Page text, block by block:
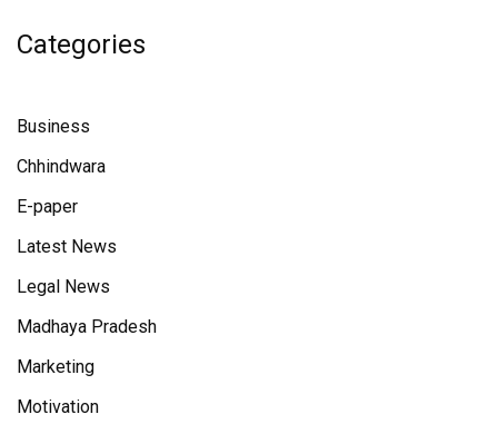
Categories
Business
Chhindwara
E-paper
Latest News
Legal News
Madhaya Pradesh
Marketing
Motivation